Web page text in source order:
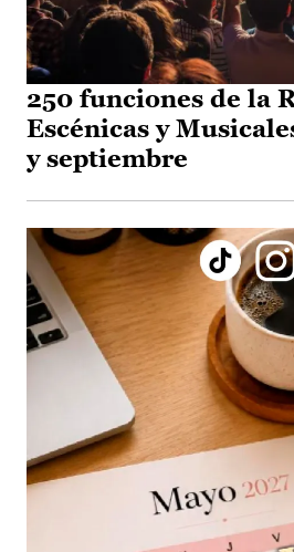
250 funciones de la
Escénicas y
y septiembre